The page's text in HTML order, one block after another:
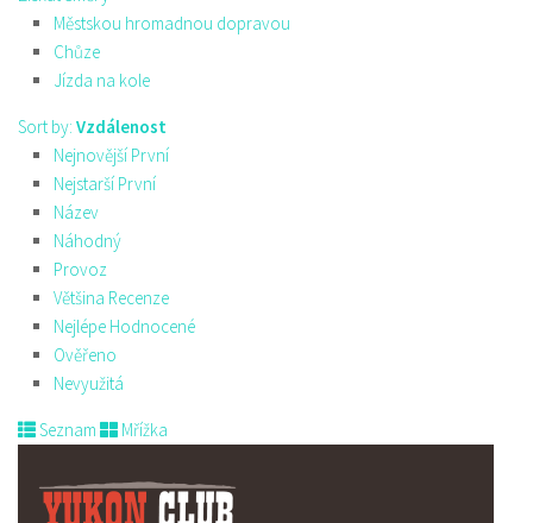
Městskou hromadnou dopravou
Chůze
Jízda na kole
Sort by: Vzdálenost
Nejnovější První
Nejstarší První
Název
Náhodný
Provoz
Většina Recenze
Nejlépe Hodnocené
Ověřeno
Nevyužitá
Seznam Mřížka